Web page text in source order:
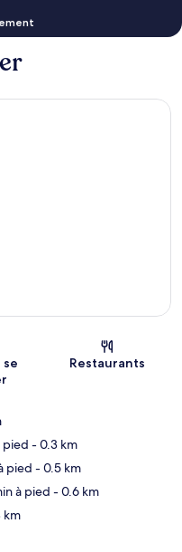
se
Restaurants
pied - 0.3 km
pied - 0.5 km
à pied - 0.6 km
km